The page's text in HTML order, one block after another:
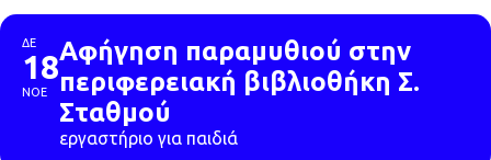
ΔΕ
18
ΝΟΕ
Αφήγηση παραμυθιού στην
περιφερειακή βιβλιοθήκη Σ.
Σταθμού
εργαστήριο για παιδιά